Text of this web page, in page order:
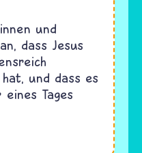
und
dass Jesus
und dass es
Tages